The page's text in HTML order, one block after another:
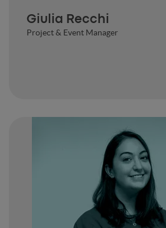
Giulia Recchi
Project & Event Manager